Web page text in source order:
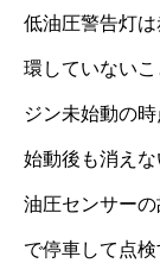
低油圧警告灯
環していない
ジン未始動の
始動後も消えな
油圧センサー
で停車して点検